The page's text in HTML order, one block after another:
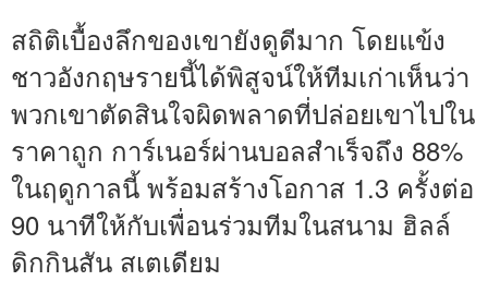
สถิติเบื้องลึกของเขายังดูดีมาก โดยแข้ง
ชาวอังกฤษรายนี้ได้พิสูจน์ให้ทีมเก่าเห็นว่า
พวกเขาตัดสินใจผิดพลาดที่ปล่อยเขาไปใน
ราคาถูก การ์เนอร์ผ่านบอลสำเร็จถึง 88%
ในฤดูกาลนี้ พร้อมสร้างโอกาส 1.3 ครั้งต่อ
90 นาทีให้กับเพื่อนร่วมทีมในสนาม ฮิลล์
ดิกกินสัน สเตเดียม